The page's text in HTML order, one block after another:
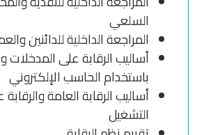
السلعي
المراجعة الداخلية للدائنين
أساليب الرقابة على المدخلات
باستخدام الحاسب الإلكتروني
أساليب الرقابة العامة
التشغيل